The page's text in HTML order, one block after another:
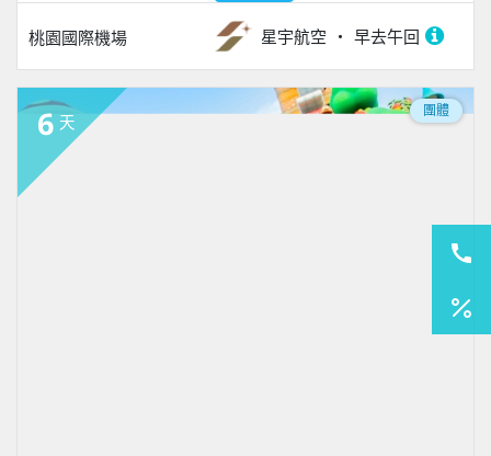
桃園國際機場 星宇航空 早去午回
6 天
團體